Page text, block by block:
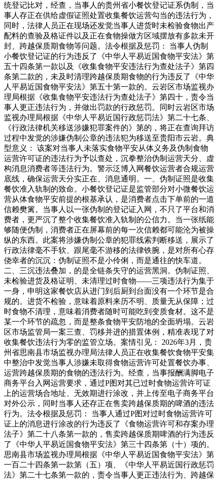
统登记比对，经查，当事人的贵州省小餐饮登记证系伪制，当
事人存正在供给虚假证照处置收集餐饮运营勾当的违法行为，
同时，法律人员正在现场还发觉当事人进货时未检验食物出产
配料的查验及格证件以及正在食物操做方区域摆放有多款未开
封、跨越保质期食物等问题。法令根据及惩罚： 当事人伪制
小餐饮登记证的行为违反了《中华人平易近国食物平安法》第
五十四条第一款以及《收集食物平安违法行为查处法子》第四
条第二款的，未及时清理跨越保质期食物的行为违反了《中华
人平易近国食物平安法》第五十第一款的。云岩区市场监视办
理局根据《收集食物平安违法行为查处法子》第四十，责令当
事人更正违法行为，并做出罚款的行政惩罚。同时云岩区市场
监视办理局根据《中华人平易近国行政惩罚法》第二十七条、
《行政法律机关移送涉嫌犯罪案件的》第的，将正在查询拜访
过程中发觉的涉嫌伪制公章的违法犯为移送至贵阳市云岩。典
型意义： 该案对当事人未落实食物平安从体义务及伪制食物
运营许可证的违法行为予以查处，沉拳整治伪制运营天分、虚
构消息消费者等违法行为。警示泛博入网餐饮运营者合规运营
底线，确保运营天分实正在、消息通明。一、伪制证照是收集
餐饮准入轨制的致命。小餐饮登记证是监管部分对小微餐饮运
营从体食物平安前提的根基承认，是消费者点击下单前的一道
信赖樊篱。当事人以一张伪制的登记证入网，不只了平台和消
费者，更严沉了整个收集餐饮准入轨制的公信力。当一张纸能
够随便伪制，消费者正在屏幕前的每一次信赖都可能沦为被操
纵的东西。此案将涉嫌伪制公章的犯罪线索判断移送，展示了
行政法律毫不手软、跟尾毫不游移的法律铁腕，是对所有心存
侥幸者的沉沉：伪制证照不是小伶俐，而是通往的快车道。
二、三沉违法叠加，的是全链条失守的运营黑洞。伪制证照、
未检验进货及格证明、未清理过时食物——三项违法行为集于
一身，申明这家餐饮店从进门到后厨到台面没有一个环节是合
规的。进货不检验，意味着原料来历不明、质量无从保障；过
时食物不清理，意味着消费者随时可能吃到变质食材。这不是
某一个环节的疏忽，而是整条食物平安防地的全面坍塌。云岩
区市场监管局一案三查、罚移并进的措置体例，精准表现了对
收集餐饮违法行为零的监管立场。案情引见： 2026年3月，贵
州省思南县市场监视办理局法律人员正在收集餐饮食物平安集
中整治中发觉当事人涉嫌未取得食物运营许可处置餐饮办事、
运营跨越保质期的食物的违法行为。经查，当事报酬满脚电子
商务平台入网运营要求，通过P图对其已过时食物运营许可证
上的运营场合地址、无效期进行涂改，并上传至电子商务平台
对外公示，同时当事人还存正在售卖跨越保质期的啤酒的违法
行为。法令根据及惩罚： 当事人通过P图对过时食物运营许可
证上的消息进行涂改的行为违反了《食物运营许可和存案办理
法子》第二十八条第一款的，售卖跨越保质期啤酒的行为违反
了《中华人平易近国食物平安法》第三十四条第（十）项的。
思南县市场监视办理局根据《中华人平易近国食物平安法》第
一百二十四条第一款第（五）项、《中华人平易近国行政惩罚
法》第二十七条第一款的，责令当事人更正违法行为、跨越保